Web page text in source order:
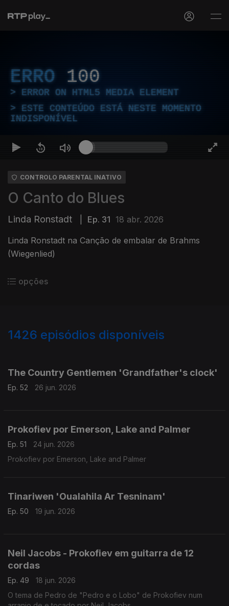
ERRO 100
ERROR ON HTML5 MEDIA ELEMENT
ESTE CONTEÚDO ESTÁ NESTE MOMENTO
INDISPONÍVEL
CONTROLO PARENTAL INATIVO
O Canto do Blues
Linda Ronstadt Ep. 31 18 abr. 2026
Linda Ronstadt na Canção de embalar de Brahms
(Wiegenlied)
opções
1426 episódios disponíveis
The Country Gentlemen 'Grandfather's clock'
Ep. 52 26 jun. 2026
Prokofiev por Emerson, Lake and Palmer
Ep. 51
24 jun. 2026
Prokofiev por Emerson, Lake and Palmer
Tinariwen 'Oualahila Ar Tesninam'
Ep. 50 19 jun. 2026
Neil Jacobs - Prokofiev em guitarra de 12
cordas
Ep. 49
18 jun. 2026
O tema de Pedro de "Pedro e o Lobo" de Prokofiev num